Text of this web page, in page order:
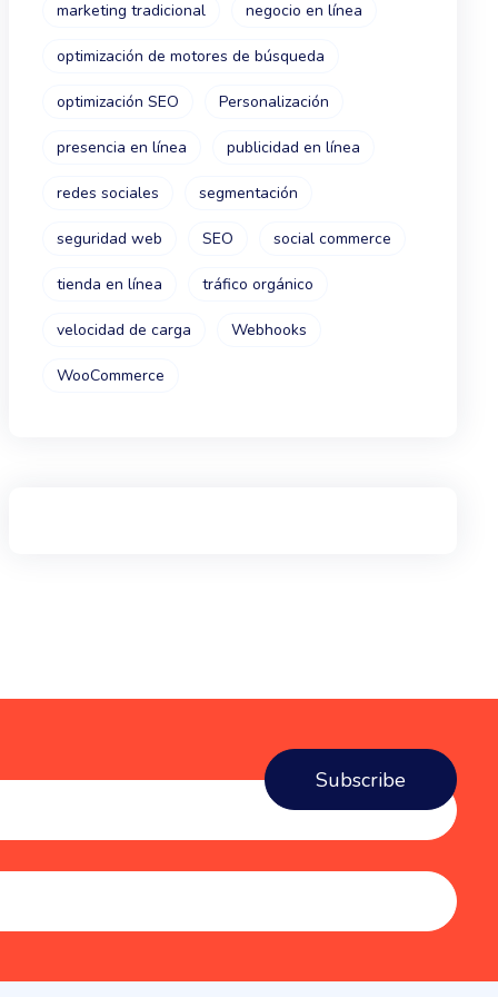
marketing tradicional negocio en línea
optimización de motores de búsqueda
optimización SEO Personalización
presencia en línea publicidad en línea
redes sociales segmentación
seguridad web SEO social commerce
tienda en línea tráfico orgánico
velocidad de carga Webhooks
WooCommerce